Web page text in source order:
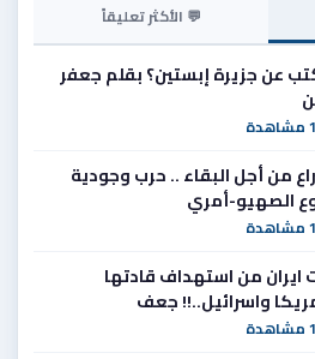
💬 الأكثر تعليقاً
عن جزيرة إبستين؟ بقلم جعفر
من أجل البقاء .. حرب وجودية
الصهيو-أمري
من استهداف قادتها
واسرائيل..!! جعف